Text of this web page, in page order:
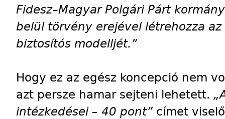
Fidesz–Magyar Polgári Párt
belül törvény erejével létrehozza
biztosítós modelljét.”
Hogy ez az egész koncepció nem
azt persze hamar sejteni lehetett.
intézkedései – 40 pont” címet